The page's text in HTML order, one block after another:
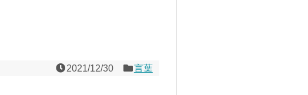
2021/12/30 言葉